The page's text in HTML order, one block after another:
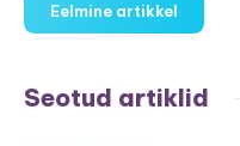
Eelmine artikkel
Seotud artiklid